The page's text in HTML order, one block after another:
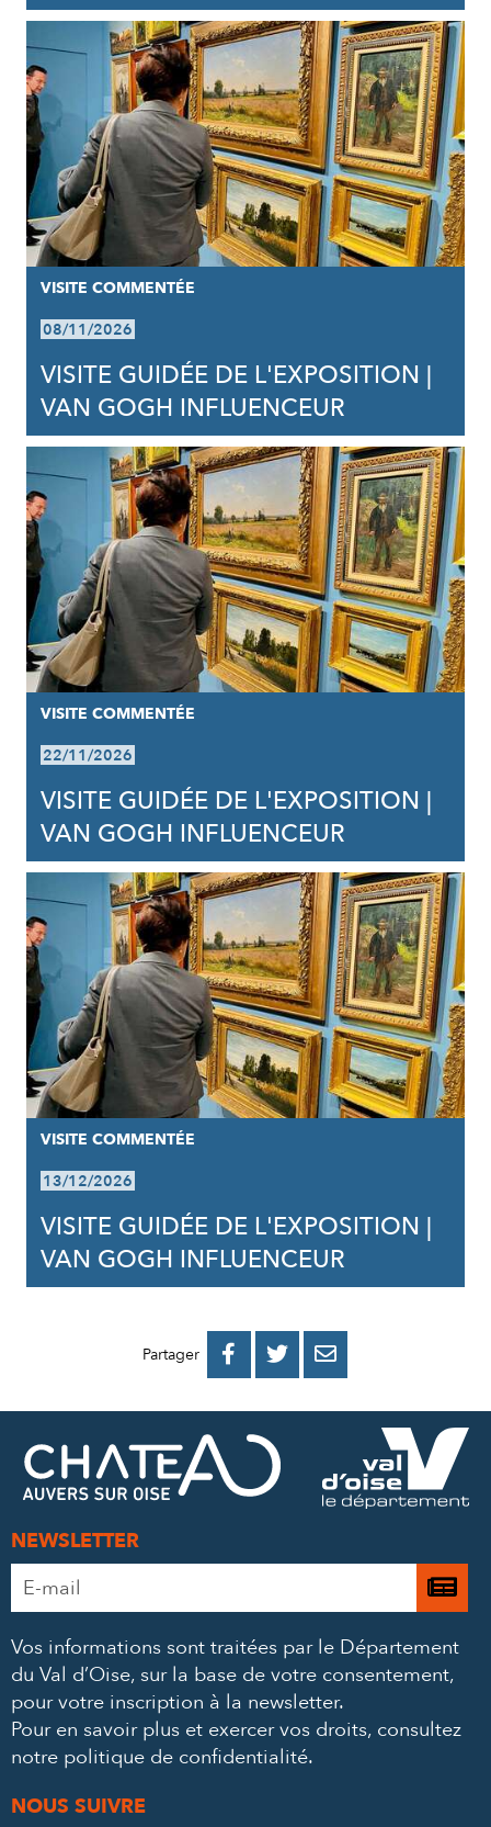
VISITE COMMENTÉE
08/11/2026
VISITE GUIDÉE DE L'EXPOSITION |
VAN GOGH INFLUENCEUR
VISITE COMMENTÉE
22/11/2026
VISITE GUIDÉE DE L'EXPOSITION |
VAN GOGH INFLUENCEUR
VISITE COMMENTÉE
13/12/2026
VISITE GUIDÉE DE L'EXPOSITION |
VAN GOGH INFLUENCEUR
Partager 
PARTAGER
FACEBOOK
PARTAGER
PARTAGER
MAIL
NEWSLETTER
Adresse
e-
*
Je
à
Vos informations sont traitées par le Département
du Val d’Oise, sur la base de votre consentement,
pour votre inscription à la newsletter.
Pour en savoir plus et exercer vos droits, consultez
notre politique de confidentialité.
NOUS SUIVRE